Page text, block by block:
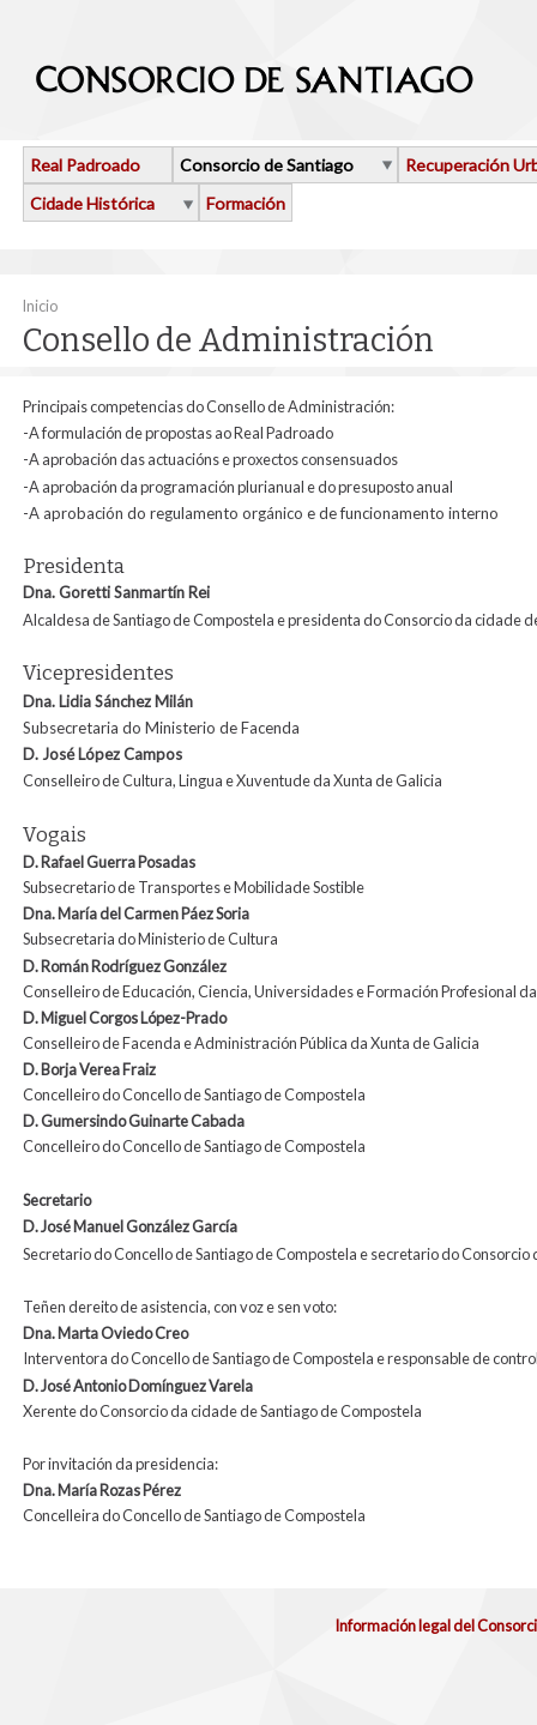
Real Padroado Consorcio de Santiago
Recuperación
Cidade Histórica
Formación
Vostede está aquí
Inicio
Consello de Administración
Principais competencias do Consello de Administración:
-A formulación de propostas ao Real Padroado
-A aprobación das actuacións e proxectos consensuados
-A aprobación da programación plurianual e do presuposto anual
-A aprobación do regulamento orgánico e de funcionamento interno
Presidenta
Dna. Goretti Sanmartín Rei
Alcaldesa de Santiago de Compostela e presidenta do Consorcio da cidade
Vicepresidentes
Dna. Lidia Sánchez Milán
Subsecretaria do Ministerio de Facenda
D. José López Campos
Conselleiro de Cultura, Lingua e Xuventude da Xunta de Galicia
Vogais
D.Rafael Guerra Posadas
Subsecretario de Transportes e Mobilidade Sostible
Dna. María del Carmen Páez Soria
Subsecretaria do Ministerio de Cultura
D. Román Rodríguez González
Conselleiro de Educación, Ciencia, Universidades e Formación Profesional
D. Miguel Corgos López-Prado
Conselleiro de Facenda e Administración Pública da Xunta de Galicia
D. Borja Verea Fraiz
Concelleiro do Concello de Santiago de Compostela
D. Gumersindo Guinarte Cabada
Concelleiro do Concello de Santiago de Compostela
Secretario
D. José Manuel González García
Secretario do Concello de Santiago de Compostela e secretario do
Teñen dereito de asistencia, con voz e sen voto:
Dna.Marta Oviedo Creo
Interventora do Concello de Santiago de Compostela e responsable de
D. José Antonio DomínguezVarela
Xerente do Consorcio da cidade de Santiago de Compostela
Por invitación da presidencia:
Dna. María Rozas Pérez
Concelleira do Concello de Santiago de Compostela
Información legal del